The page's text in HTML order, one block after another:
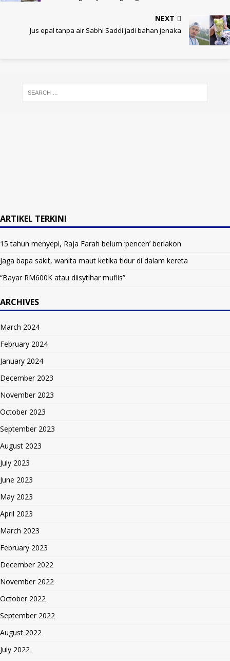
NEXT
Jus epal tanpa air Sabhi Saddi jadi bahan jenaka
ARTIKEL TERKINI
15 tahun menyepi, Raja Farah belum ‘pencen’ berlakon
Jaga bapa sakit, wanita maut ketika tidur di dalam kereta
“Bayar RM600K atau diisytihar muflis”
ARCHIVES
March 2024
February 2024
January 2024
December 2023
November 2023
October 2023
September 2023
August 2023
July 2023
June 2023
May 2023
April 2023
March 2023
February 2023
December 2022
November 2022
October 2022
September 2022
August 2022
July 2022